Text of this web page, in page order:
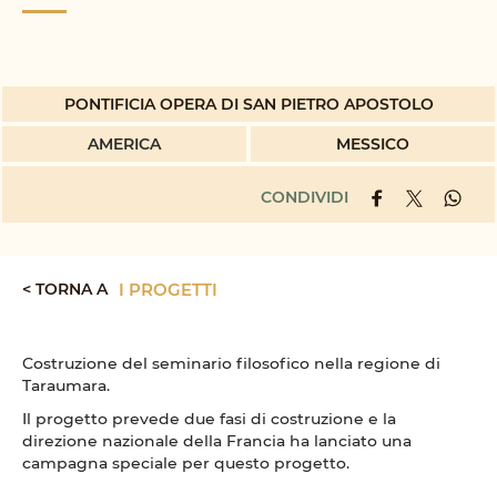
PONTIFICIA OPERA DI SAN PIETRO APOSTOLO
AMERICA
MESSICO
CONDIVIDI
< TORNA A I PROGETTI
Costruzione del seminario filosofico nella regione di
Taraumara.
Il progetto prevede due fasi di costruzione e la
direzione nazionale della Francia ha lanciato una
campagna speciale per questo progetto.